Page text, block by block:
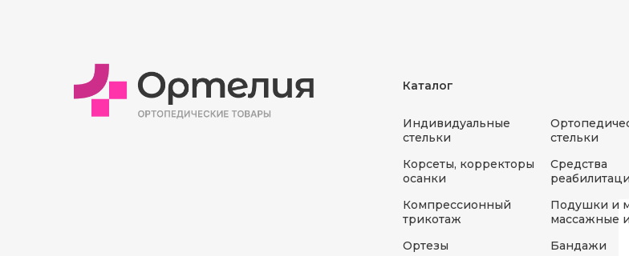
Каталог
Индивидуальные
стельки
Корсеты, корректоры
осанки
Компрессионный
трикотаж
Ортезы
стельки
Средства
Подушки и
массажные
Бандажи